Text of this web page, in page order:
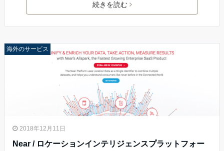
続きを読む
海外のサービス
2018年12月11日
Near / ロケーションインテリジェンスプラットフォー